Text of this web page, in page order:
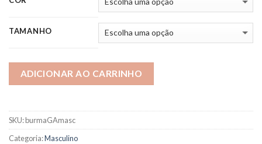
TAMANHO
ADICIONAR AO CARRINHO
SKU:burmaGAmasc
Categoria:Masculino